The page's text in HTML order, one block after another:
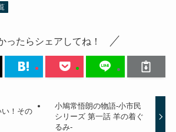
ったらシェアしてね！
！その
小鳩常悟朗の物語-小市民
シリーズ 第一話 羊の着ぐ
るみ-